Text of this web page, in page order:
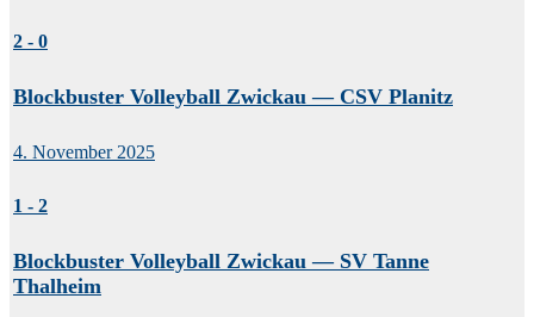
2 - 0
Blockbuster Volleyball Zwickau — CSV Planitz
4. November 2025
1 - 2
Blockbuster Volleyball Zwickau — SV Tanne
Thalheim